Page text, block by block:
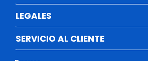
LEGALES
SERVICIO AL CLIENTE